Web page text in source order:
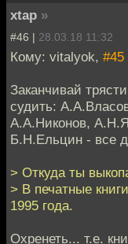
xtap »
#46 | 28.03.18 11:32
Кому: vitalyok, #45
Заканчивай
судить:
А.А.Никонов,
Б.Н.Ельцин - все
> Откуда ты
> В печатные
1995 года.
Охренеть... т.е.